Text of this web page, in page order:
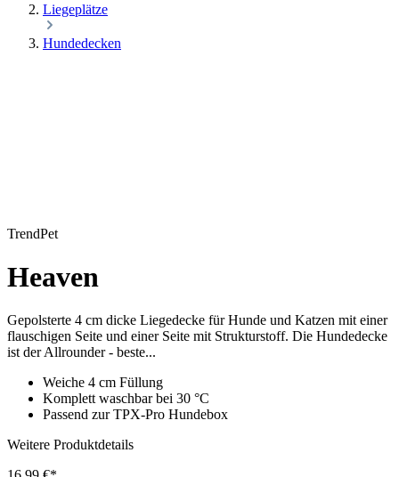
Liegeplätze
Hundedecken
TrendPet
Heaven
Gepolsterte 4 cm dicke Liegedecke für Hunde und Katzen mit einer
flauschigen Seite und einer Seite mit Strukturstoff. Die Hundedecke
ist der Allrounder - beste...
Weiche 4 cm Füllung
Komplett waschbar bei 30 °C
Passend zur TPX-Pro Hundebox
Weitere Produktdetails